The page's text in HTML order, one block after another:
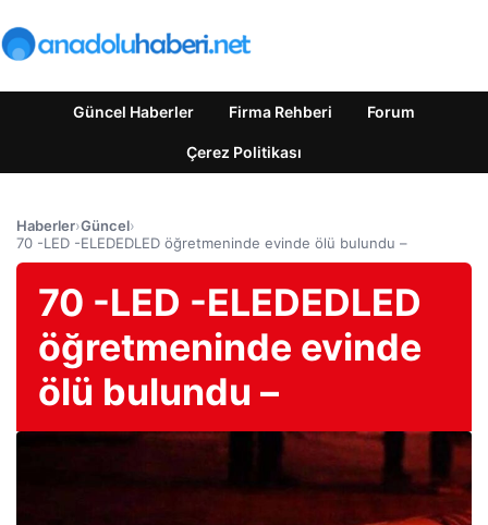
Güncel Haberler Firma Rehberi Forum
Çerez Politikası
Haberler›Güncel›
70 -LED -ELEDEDLED öğretmeninde evinde ölü bulundu –
70 -LED -ELEDEDLED
öğretmeninde evinde
ölü bulundu –